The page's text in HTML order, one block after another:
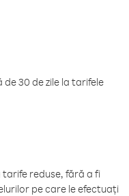
30 de zile la tarifele
reduse, fără a fi
pe care le efectuați